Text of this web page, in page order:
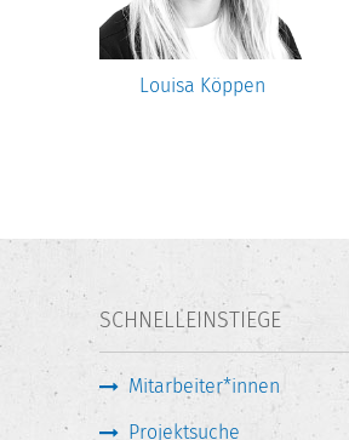
Louisa Köppen
SCHNELLEINSTIEGE
Mitarbeiter*innen
Projektsuche